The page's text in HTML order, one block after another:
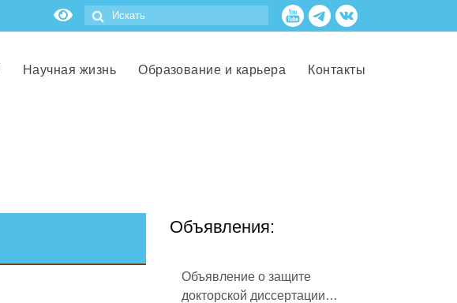
Научная жизнь Образование и карьера Контакты
Объявления:
Объявление о защите
докторской диссертации